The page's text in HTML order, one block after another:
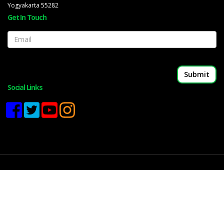
Yogyakarta 55282
Get In Touch
Email
Social Links